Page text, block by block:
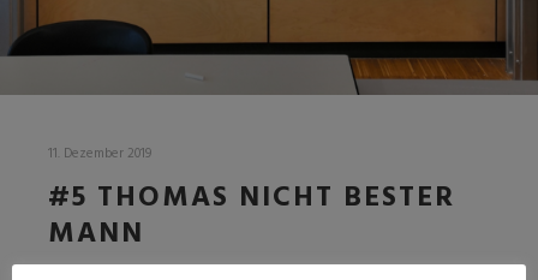
11. Dezember 2019
#5 THOMAS NICHT BESTER
MANN